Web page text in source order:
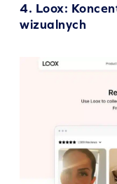
4. Loox:
wizualnych